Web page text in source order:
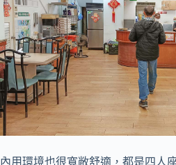
內用環境也很寬敞舒適，都是四人